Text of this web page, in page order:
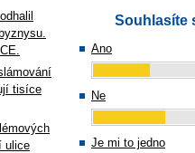
tisíce
ulice
Souhlasíte
Ano
Ne
Je mi to jedno